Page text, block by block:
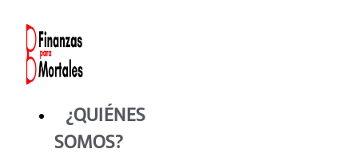
contenido
¿QUIÉNES
SOMOS?